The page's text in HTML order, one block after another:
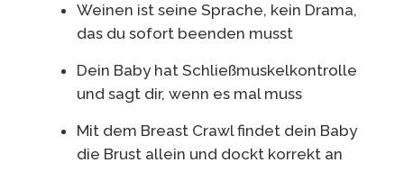
Weinen ist seine Sprache, kein Drama,
das du sofort beenden musst
Dein Baby hat Schließmuskelkontrolle
und sagt dir, wenn es mal muss
Mit dem Breast Crawl findet dein Baby
die Brust allein und dockt korrekt an